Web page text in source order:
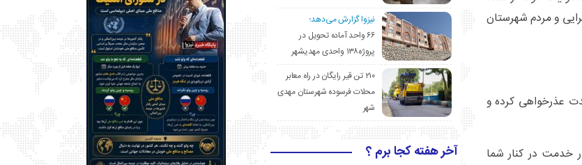
و مردم شهرستان
عذرخواهی کرده و
خدمت در کنار شما
نیزوا گزارش می‌دهد؛
۶۶ واحد آماده تحویل در
پروژه۱۳۸ واحدی مهدیشهر
۲۱۰ تن قیر رایگان در راه معابر
محلات فرسوده شهرستان مهدی
شهر
آخر هفته کجا برم ؟